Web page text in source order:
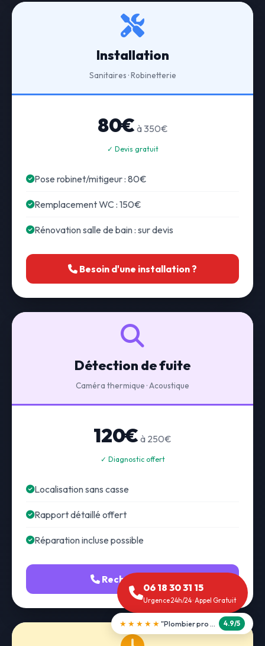
Installation
Sanitaires · Robinetterie
80€ à 350€
✓ Devis gratuit
Pose robinet/mitigeur : 80€
Remplacement WC : 150€
Rénovation salle de bain : sur devis
Besoin d'une installation ?
Détection de fuite
Caméra thermique · Acoustique
120€ à 250€
✓ Diagnostic offert
Localisation sans casse
Rapport détaillé offert
Réparation incluse possible
Recherche fuite
06 18 30 31 15
Urgence 24h/24 · Appel Gratuit
★★★★★ "Débouchage WC en 30 min" 5.0/5